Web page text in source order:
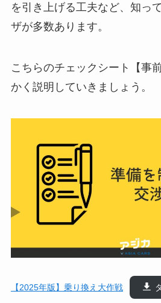
を引き上げる工夫など、知っ
ザが多数あります。
こちらのチェックシート【事
かく説明していきましょう。
【2025年版】乗り換え大作戦